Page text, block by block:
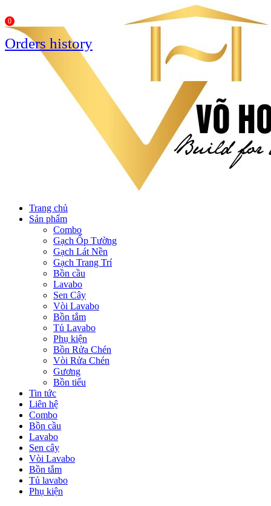
Trang chủ
Sản phẩm
Combo
Gạch Ốp Tường
Gạch Lát Nền
Gạch Trang Trí
Bồn cầu
Lavabo
Sen Cây
Vòi Lavabo
Bồn tắm
Tủ Lavabo
Phụ kiện
Bồn Rửa Chén
Vòi Rửa Chén
Gương
Bồn tiểu
Tin tức
Liên hệ
Combo
Bồn cầu
Lavabo
Sen cây
Vòi Lavabo
Bồn tắm
Tủ lavabo
Phụ kiện
0
Orders history